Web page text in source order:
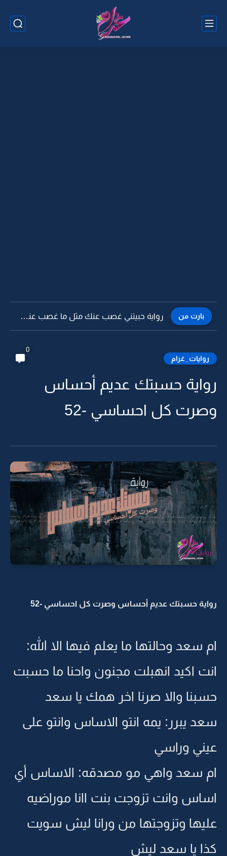
بارت من رواية حبيتني غصب عنك مثل ما غصب عني حبيتك 10
روايات_غرام
0
رواية حسبتك عديم أحساس
وصرت كل احساسي -52
رواية حسبتك عديم أحساس وصرت كل احساسي -52
ام سعد وحالتها ما يعلم فيها الا الله:
انت اكيد انهبلت مجنون واحنا ما حسبت
حسبنا والا صرنا اخر همك يا سعد
سعد يبرر: يمه انتو الاساس وانتو على
عيني وراسي
ام سعد واهي مو مصدقه: الاساس أي
اساس وانت تزوجت بنت اانا موراضيه
عليها وتزوجتها من ورانا ليش سويت
كذا يا سعد ليش